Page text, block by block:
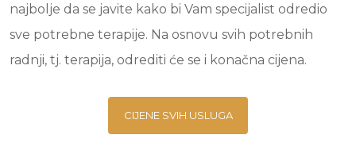
najbolje da se javite kako bi Vam specijalist odredio
sve potrebne terapije. Na osnovu svih potrebnih
radnji, tj. terapija, odrediti će se i konačna cijena.
CIJENE SVIH USLUGA